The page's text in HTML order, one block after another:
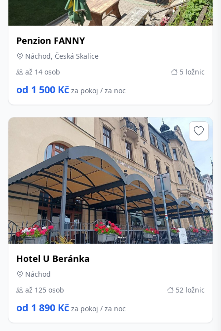
Penzion FANNY
Náchod, Česká Skalice
až 14 osob
5 ložnic
od 1 500 Kč za pokoj / za noc
Hotel U Beránka
Náchod
až 125 osob
52 ložnic
od 1 890 Kč za pokoj / za noc